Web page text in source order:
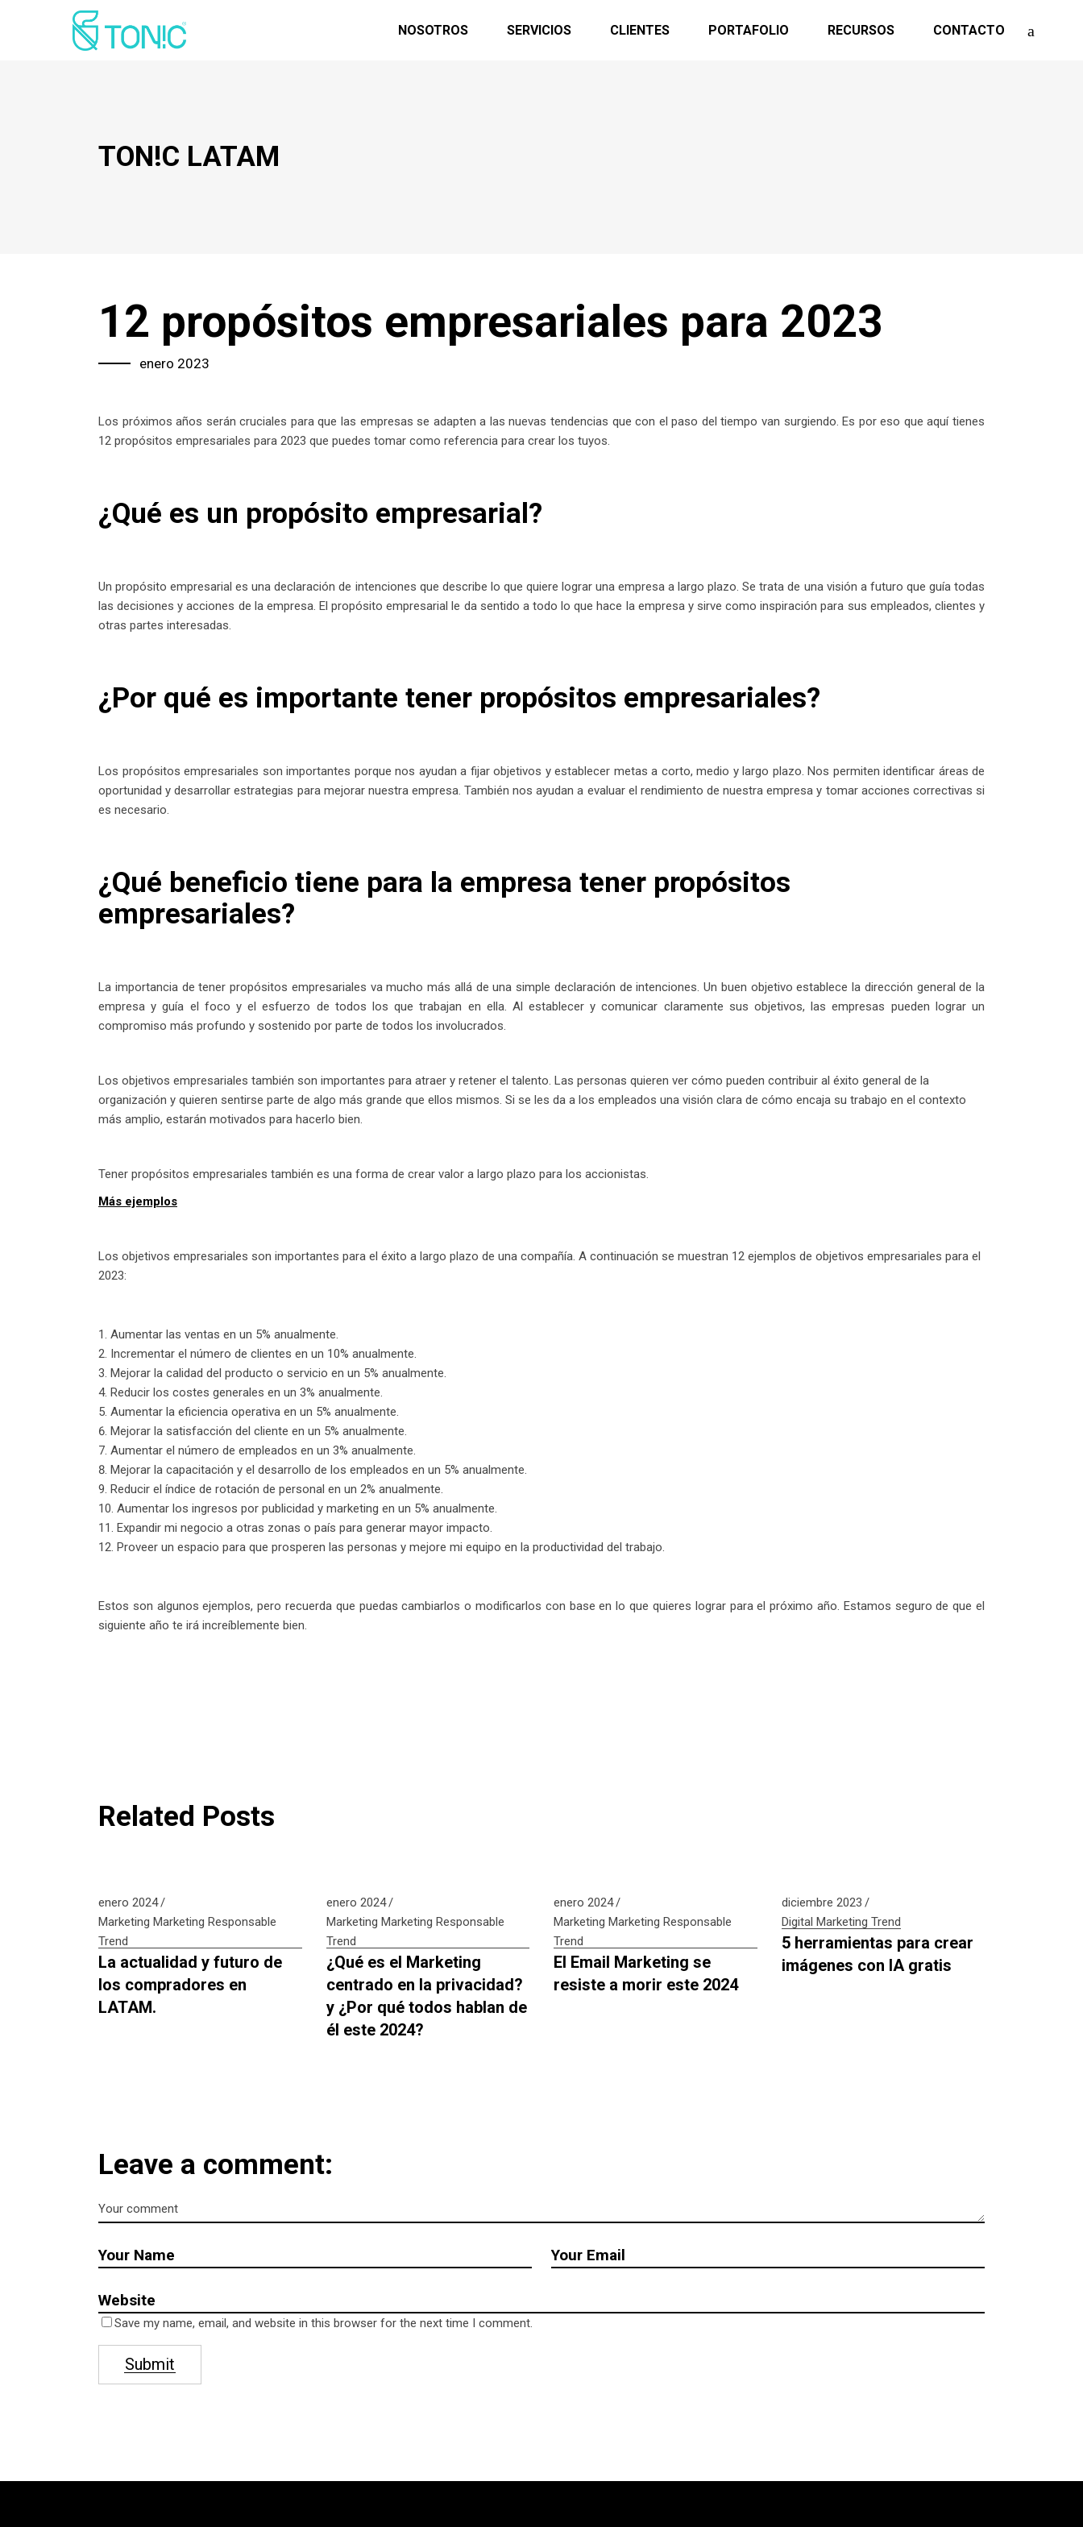
NOSOTROS SERVICIOS CLIENTES PORTAFOLIO RECURSOS CONTACTO
TON!C LATAM
12 propósitos empresariales para 2023
enero 2023
Los próximos años serán cruciales para que las empresas se adapten a las nuevas tendencias que con el paso del tiempo van surgiendo. Es por eso que aquí tienes
12 propósitos empresariales para 2023 que puedes tomar como referencia para crear los tuyos.
¿Qué es un propósito empresarial?
Un propósito empresarial es una declaración de intenciones que describe lo que quiere lograr una empresa a largo plazo. Se trata de una visión a futuro que guía todas
las decisiones y acciones de la empresa. El propósito empresarial le da sentido a todo lo que hace la empresa y sirve como inspiración para sus empleados, clientes y
otras partes interesadas.
¿Por qué es importante tener propósitos empresariales?
Los propósitos empresariales son importantes porque nos ayudan a fijar objetivos y establecer metas a corto, medio y largo plazo. Nos permiten identificar áreas de
oportunidad y desarrollar estrategias para mejorar nuestra empresa. También nos ayudan a evaluar el rendimiento de nuestra empresa y tomar acciones correctivas si
es necesario.
¿Qué beneficio tiene para la empresa tener propósitos
empresariales?
La importancia de tener propósitos empresariales va mucho más allá de una simple declaración de intenciones. Un buen objetivo establece la dirección general de la
empresa y guía el foco y el esfuerzo de todos los que trabajan en ella. Al establecer y comunicar claramente sus objetivos, las empresas pueden lograr un
compromiso más profundo y sostenido por parte de todos los involucrados.
Los objetivos empresariales también son importantes para atraer y retener el talento. Las personas quieren ver cómo pueden contribuir al éxito general de la
organización y quieren sentirse parte de algo más grande que ellos mismos. Si se les da a los empleados una visión clara de cómo encaja su trabajo en el contexto
más amplio, estarán motivados para hacerlo bien.
Tener propósitos empresariales también es una forma de crear valor a largo plazo para los accionistas.
Más ejemplos
Los objetivos empresariales son importantes para el éxito a largo plazo de una compañía. A continuación se muestran 12 ejemplos de objetivos empresariales para el
2023:
Aumentar las ventas en un 5% anualmente.
Incrementar el número de clientes en un 10% anualmente.
Mejorar la calidad del producto o servicio en un 5% anualmente.
Reducir los costes generales en un 3% anualmente.
Aumentar la eficiencia operativa en un 5% anualmente.
Mejorar la satisfacción del cliente en un 5% anualmente.
Aumentar el número de empleados en un 3% anualmente.
Mejorar la capacitación y el desarrollo de los empleados en un 5% anualmente.
Reducir el índice de rotación de personal en un 2% anualmente.
Aumentar los ingresos por publicidad y marketing en un 5% anualmente.
Expandir mi negocio a otras zonas o país para generar mayor impacto.
Proveer un espacio para que prosperen las personas y mejore mi equipo en la productividad del trabajo.
Estos son algunos ejemplos, pero recuerda que puedas cambiarlos o modificarlos con base en lo que quieres lograr para el próximo año. Estamos seguro de que el
siguiente año te irá increíblemente bien.
Related Posts
enero 2024
Marketing Marketing Responsable
Trend
La actualidad y futuro de
los compradores en
LATAM.
enero 2024
Marketing Marketing Responsable
Trend
¿Qué es el Marketing
centrado en la privacidad?
y ¿Por qué todos hablan de
él este 2024?
enero 2024
Marketing Marketing Responsable
Trend
El Email Marketing se
resiste a morir este 2024
diciembre 2023
Digital Marketing Trend
5 herramientas para crear
imágenes con IA gratis
Leave a comment:
Save my name, email, and website in this browser for the next time I comment.
Submit